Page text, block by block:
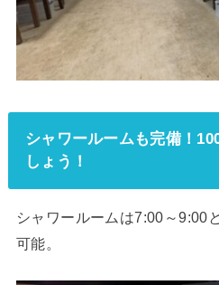
シャワールームも完備！
しょう！
シャワールームは7:00～9:00
可能。